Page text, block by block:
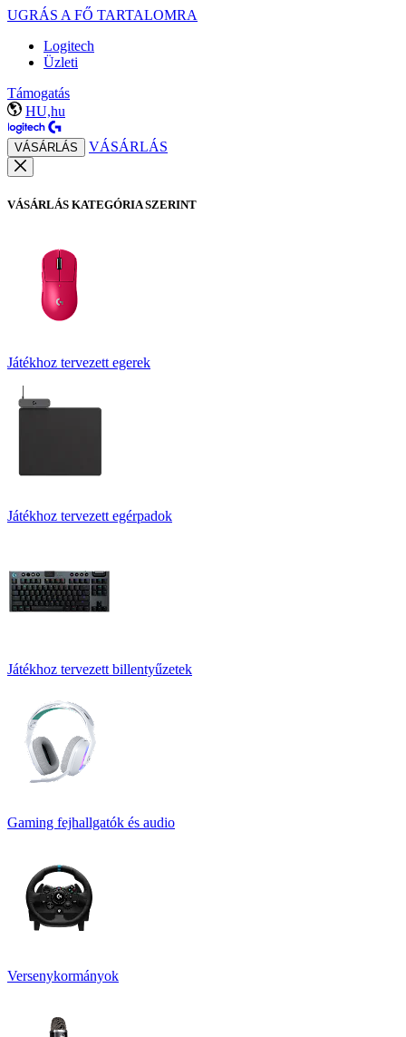
UGRÁS A FŐ TARTALOMRA
Logitech
Üzleti
Támogatás
HU,hu
VÁSÁRLÁS VÁSÁRLÁS
VÁSÁRLÁS KATEGÓRIA SZERINT
Játékhoz tervezett egerek
Játékhoz tervezett egérpadok
Játékhoz tervezett billentyűzetek
Gaming fejhallgatók és audio
Versenykormányok